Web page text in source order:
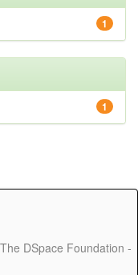
1
1
DSpace Foundation -